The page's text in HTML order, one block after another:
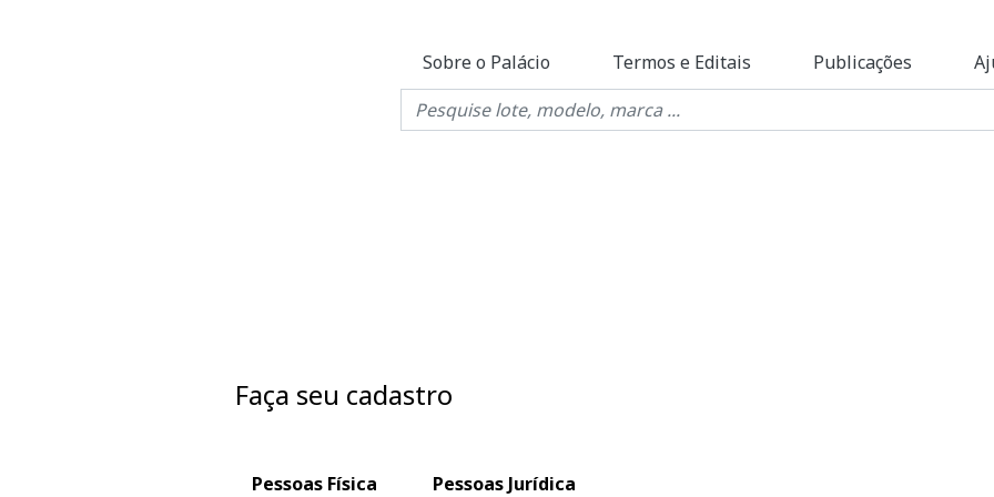
Sobre o Palácio Termos e Editais Publicações
Faça seu cadastro
Pessoas Física Pessoas Jurídica